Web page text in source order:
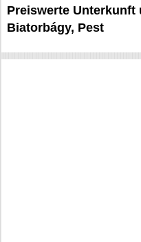
Preiswerte
Biatorbágy, Pest